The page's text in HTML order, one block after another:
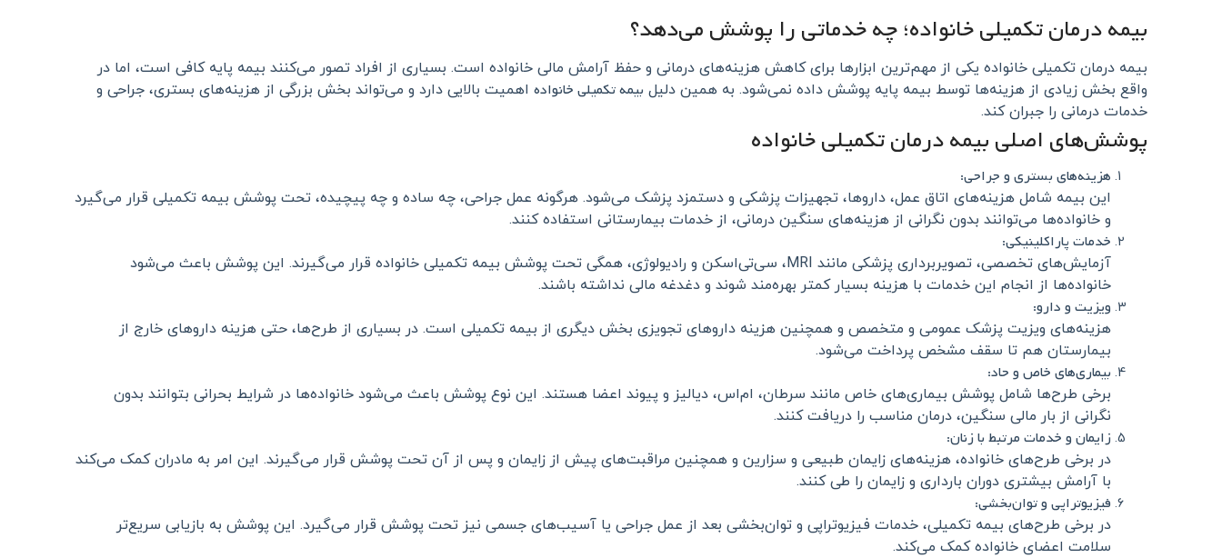
بیمه درمان تکمیلی خانواده؛ چه خدماتی را پوشش می‌دهد؟
بیمه درمان تکمیلی خانواده یکی از مهم‌ترین ابزارها برای کاهش هزینه‌های درمانی و حفظ آرامش مالی خانواده است. بسیاری از افراد تصور می‌کنند بیمه پایه کافی است، اما در
واقع بخش زیادی از هزینه‌ها توسط بیمه پایه پوشش داده نمی‌شود. به همین دلیل بیمه تکمیلی خانواده اهمیت بالایی دارد و می‌تواند بخش بزرگی از هزینه‌های بستری، جراحی و
خدمات درمانی را جبران کند.
پوشش‌های اصلی بیمه درمان تکمیلی خانواده
هزینه‌های بستری و جراحی:
این بیمه شامل هزینه‌های اتاق عمل، داروها، تجهیزات پزشکی و دستمزد پزشک می‌شود. هرگونه عمل جراحی، چه ساده و چه پیچیده، تحت پوشش بیمه تکمیلی قرار می‌گیرد
و خانواده‌ها می‌توانند بدون نگرانی از هزینه‌های سنگین درمانی، از خدمات بیمارستانی استفاده کنند.
خدمات پاراکلینیکی:
آزمایش‌های تخصصی، تصویربرداری پزشکی مانند MRI، سی‌تی‌اسکن و رادیولوژی، همگی تحت پوشش بیمه تکمیلی خانواده قرار می‌گیرند. این پوشش باعث می‌شود
خانواده‌ها از انجام این خدمات با هزینه بسیار کمتر بهره‌مند شوند و دغدغه مالی نداشته باشند.
ویزیت و دارو:
هزینه‌های ویزیت پزشک عمومی و متخصص و همچنین هزینه داروهای تجویزی بخش دیگری از بیمه تکمیلی است. در بسیاری از طرح‌ها، حتی هزینه داروهای خارج از
بیمارستان هم تا سقف مشخص پرداخت می‌شود.
بیماری‌های خاص و حاد:
برخی طرح‌ها شامل پوشش بیماری‌های خاص مانند سرطان، ام‌اس، دیالیز و پیوند اعضا هستند. این نوع پوشش باعث می‌شود خانواده‌ها در شرایط بحرانی بتوانند بدون
نگرانی از بار مالی سنگین، درمان مناسب را دریافت کنند.
زایمان و خدمات مرتبط با زنان:
در برخی طرح‌های خانواده، هزینه‌های زایمان طبیعی و سزارین و همچنین مراقبت‌های پیش از زایمان و پس از آن تحت پوشش قرار می‌گیرند. این امر به مادران کمک می‌کند
با آرامش بیشتری دوران بارداری و زایمان را طی کنند.
فیزیوتراپی و توان‌بخشی:
در برخی طرح‌های بیمه تکمیلی، خدمات فیزیوتراپی و توان‌بخشی بعد از عمل جراحی یا آسیب‌های جسمی نیز تحت پوشش قرار می‌گیرد. این پوشش به بازیابی سریع‌تر
سلامت اعضای خانواده کمک می‌کند.